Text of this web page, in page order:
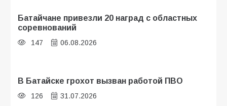
Батайчане привезли 20 наград с областных
соревнований
147 06.08.2026
В Батайске грохот вызван работой ПВО
126 31.07.2026